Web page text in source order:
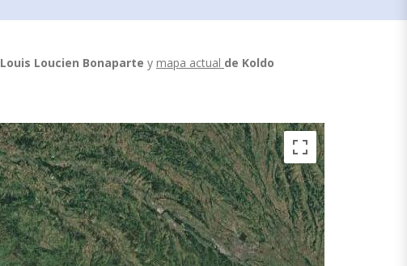
Louis Loucien Bonaparte y mapa actual de Koldo